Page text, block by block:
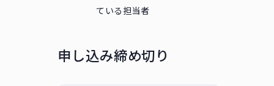
ている担当者
申し込み締め切り